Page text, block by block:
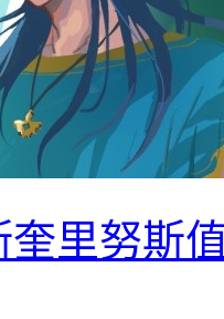
奎里努斯